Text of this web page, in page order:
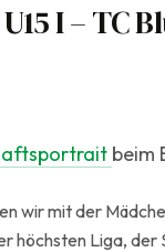
I – TC
beim
wir mit der
höchsten Liga, der